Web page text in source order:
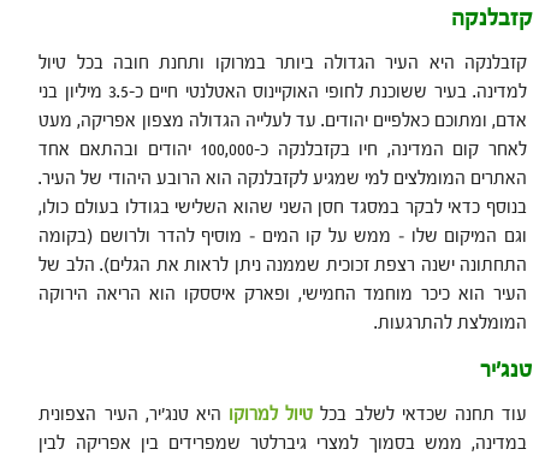
קזבלנקה
קזבלנקה היא העיר הגדולה ביותר במרוקו ותחנת חובה בכל טיול
למדינה. בעיר ששוכנת לחופי האוקיינוס האטלנטי חיים כ-3.5 מיליון בני
אדם, ומתוכם כאלפיים יהודים. עד לעלייה הגדולה מצפון אפריקה, מעט
לאחר קום המדינה, חיו בקזבלנקה כ-100,000 יהודים ובהתאם אחד
האתרים המומלצים למי שמגיע לקזבלנקה הוא הרובע היהודי של העיר.
בנוסף כדאי לבקר במסגד חסן השני שהוא השלישי בגודלו בעולם כולו,
וגם המיקום שלו – ממש על קו המים – מוסיף להדר ולרושם (בקומה
התחתונה ישנה רצפת זכוכית שממנה ניתן לראות את הגלים). הלב של
העיר הוא כיכר מוחמד החמישי, ופארק איססקו הוא הריאה הירוקה
המומלצת להתרגעות.
טנג'יר
עוד תחנה שכדאי לשלב בכל טיול למרוקו היא טנג'יר, העיר הצפונית
במדינה, ממש בסמוך למצרי גיברלטר שמפרידים בין אפריקה לבין